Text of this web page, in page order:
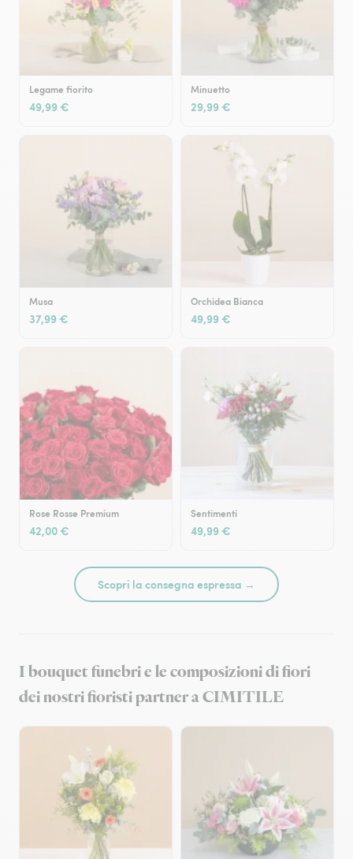
Legame fiorito
49,99 €
Minuetto
29,99 €
Musa
37,99 €
Orchidea Bianca
49,99 €
Rose Rosse Premium
42,00 €
Sentimenti
49,99 €
Scopri la consegna espressa →
I bouquet funebri e le composizioni di fiori
dei nostri fioristi partner a CIMITILE